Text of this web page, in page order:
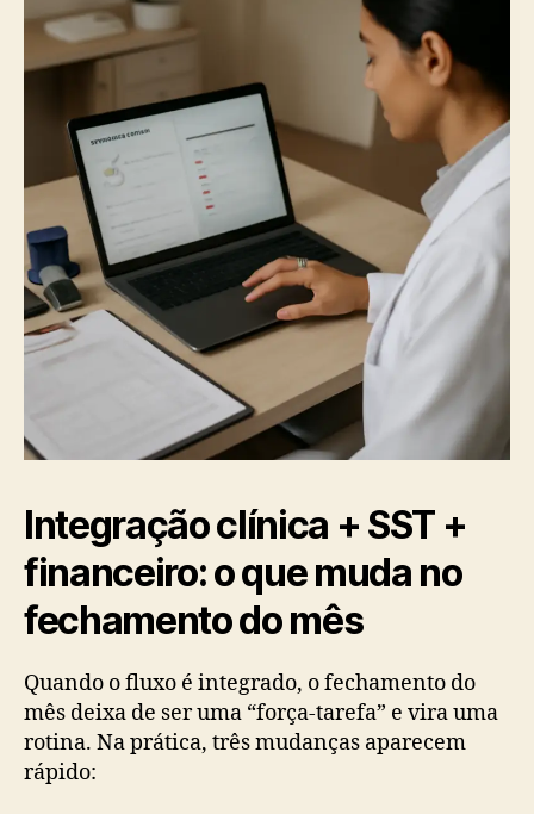
Integração clínica + SST +
financeiro: o que muda no
fechamento do mês
Quando o fluxo é integrado, o fechamento do
mês deixa de ser uma “força-tarefa” e vira uma
rotina. Na prática, três mudanças aparecem
rápido: